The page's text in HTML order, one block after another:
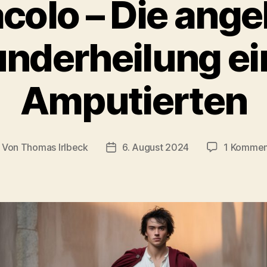
– Die
Amputierten
Von Thomas Irlbeck Veröffentlichungsdatum
6. August 2024 1